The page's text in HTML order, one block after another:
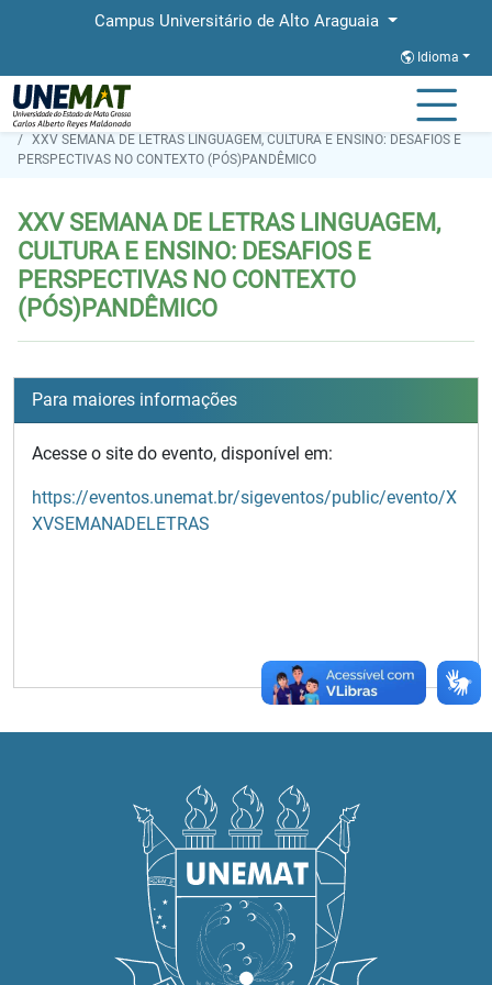
Campus Universitário de Alto Araguaia
Idioma
Página Inicial
XXV SEMANA DE LETRAS LINGUAGEM, CULTURA E ENSINO: DESAFIOS E
PERSPECTIVAS NO CONTEXTO (PÓS)PANDÊMICO
XXV SEMANA DE LETRAS LINGUAGEM,
CULTURA E ENSINO: DESAFIOS E
PERSPECTIVAS NO CONTEXTO
(PÓS)PANDÊMICO
Para maiores informações
Acesse o site do evento, disponível em:
https://eventos.unemat.br/sigeventos/public/evento/X
XVSEMANADELETRAS